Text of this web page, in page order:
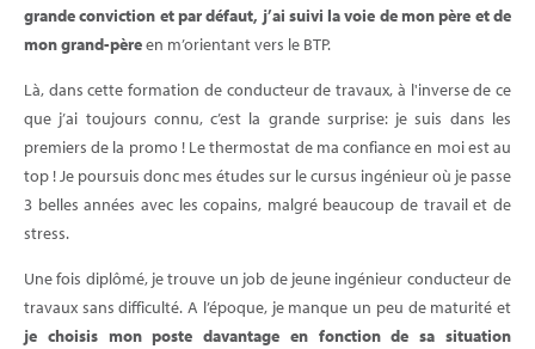
grande conviction et par défaut, j’ai suivi la voie de mon père et de
mon grand-pèreen m’orientant vers le BTP.
Là, dans cette formation de conducteur de travaux, à l'inverse de ce
que j’ai toujours connu, c’est la grande surprise: je suis dans les
premiers de la promo ! Le thermostat de ma confiance en moi est au
top ! Je poursuis donc mes études sur le cursus ingénieur où je passe
3 belles années avec les copains, malgré beaucoup de travail et de
stress.
Une fois diplômé, je trouve un job de jeune ingénieur conducteur de
travaux sans difficulté. A l’époque, je manque un peu de maturité et
je choisis mon poste davantage en fonction de sa situation